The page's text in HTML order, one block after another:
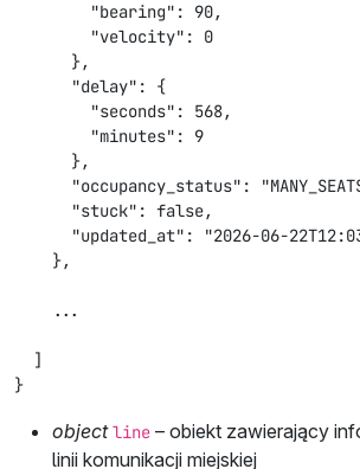
        "bearing": 90,
        "velocity": 0
      },
      "delay": {
        "seconds": 568,
        "minutes": 9
      },
"occupancy_status":
      "stuck": false,
"updated_at": "2026-06-
    },
    ...
  ]
}
object line – obiekt zawierający
linii komunikacji miejskiej